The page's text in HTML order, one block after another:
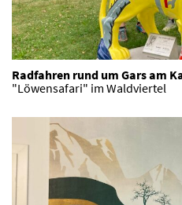
Radfahren rund um Gars am
"Löwensafari" im Waldviertel